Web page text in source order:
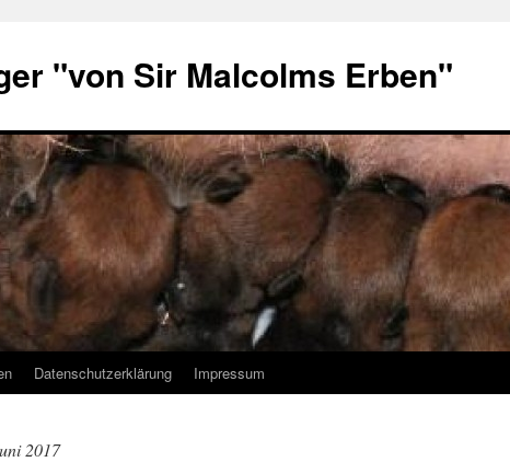
"von Sir Malcolms Erben"
Datenschutzerklärung Impressum
2017